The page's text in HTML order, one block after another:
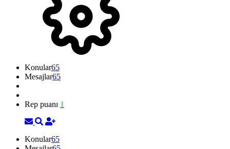
Konular65
Mesajlar65
Rep puanı 1
Konular65